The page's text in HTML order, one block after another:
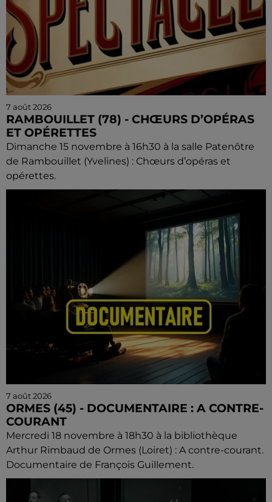
7 août 2026
RAMBOUILLET (78) - CHŒURS D’OPÉRAS
ET OPÉRETTES
Dimanche 15 novembre à 16h30 à la salle Patenôtre
de Rambouillet (Yvelines) : Chœurs d’opéras et
opérettes.
7 août 2026
ORMES (45) - DOCUMENTAIRE : A CONTRE-
COURANT
Mercredi 18 novembre à 18h30 à la bibliothèque
Arthur Rimbaud de Ormes (Loiret) : A contre-courant.
Documentaire de François Guillement.